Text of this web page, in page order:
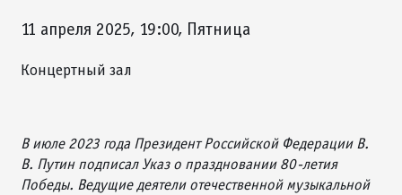
11 апреля 2025, 19:00, Пятница
Концертный зал
В июле 2023 года Президент Российской Федерации В.
В. Путин подписал Указ о праздновании 80-летия
Победы. Ведущие деятели отечественной музыкальной